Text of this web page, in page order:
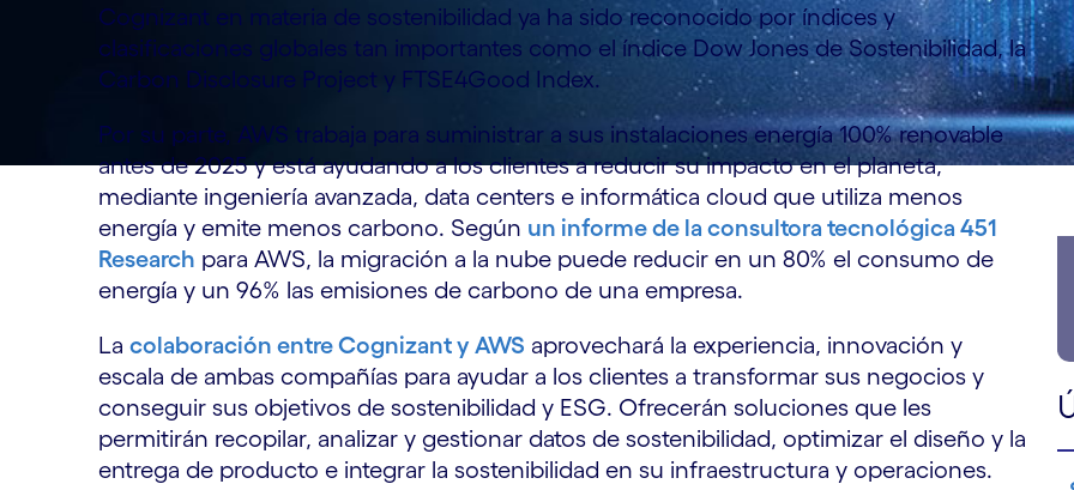
Cognizant en materia de sostenibilidad ya ha sido reconocido por índices y
clasificaciones globales tan importantes como el índice Dow Jones de Sostenibilidad, la
Carbon Disclosure Project y FTSE4Good Index.
Por su parte, AWS trabaja para suministrar a sus instalaciones energía 100% renovable
antes de 2025 y está ayudando a los clientes a reducir su impacto en el planeta,
mediante ingeniería avanzada, data centers e informática cloud que utiliza menos
energía y emite menos carbono. Según un informe de la consultora tecnológica 451
Research para AWS, la migración a la nube puede reducir en un 80% el consumo de
energía y un 96% las emisiones de carbono de una empresa.
La colaboración entre Cognizant y AWS aprovechará la experiencia, innovación y
escala de ambas compañías para ayudar a los clientes a transformar sus negocios y
conseguir sus objetivos de sostenibilidad y ESG. Ofrecerán soluciones que les
permitirán recopilar, analizar y gestionar datos de sostenibilidad, optimizar el diseño y la
entrega de producto e integrar la sostenibilidad en su infraestructura y operaciones.